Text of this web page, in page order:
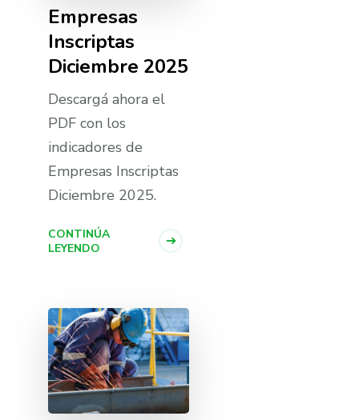
Empresas
Inscriptas
Diciembre 2025
Descargá ahora el
PDF con los
indicadores de
Empresas Inscriptas
Diciembre 2025.
CONTINÚA
LEYENDO